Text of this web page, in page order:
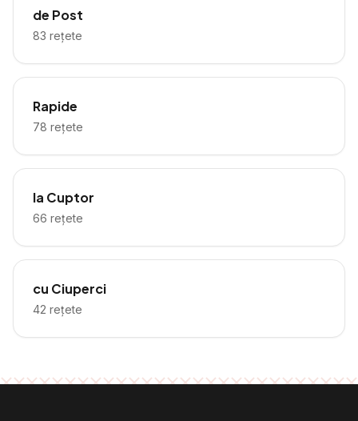
de Post
83 rețete
Rapide
78 rețete
la Cuptor
66 rețete
cu Ciuperci
42 rețete